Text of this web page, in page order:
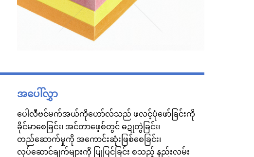
အပေါ်လွှာ
ပေါလီဗင်မက်အယ်ကိုဟော်လ်သည် ဖလင့်ပုံဖော်ခြင်းကို
ခိုင်မာစေခြင်း၊ အင်တာဖေ့စ်တွင် ဓဍုတွဲခြင်း၊
တည်ဆောက်မှုကို အကောင်းဆုံးဖြစ်စေခြင်း၊
လုပ်ဆောင်ချက်များကို ပြုပြင်ခြင်း စသည့် နည်းလမ်း